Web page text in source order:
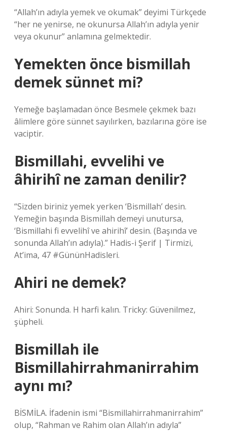
“Allah’ın adıyla yemek ve okumak” deyimi Türkçede
“her ne yenirse, ne okunursa Allah’ın adıyla yenir
veya okunur” anlamına gelmektedir.
Yemekten önce bismillah
demek sünnet mi?
Yemeğe başlamadan önce Besmele çekmek bazı
âlimlere göre sünnet sayılırken, bazılarına göre ise
vaciptir.
Bismillahi, evvelihi ve
âhirihî ne zaman denilir?
“Sizden biriniz yemek yerken ‘Bismillah’ desin.
Yemeğin başında Bismillah demeyi unutursa,
‘Bismillahi fi evvelihî ve ahirihî’ desin. (Başında ve
sonunda Allah’ın adıyla).” Hadis-i Şerif | Tirmizi,
At’ima, 47 #GününHadisleri.
Ahiri ne demek?
Ahiri: Sonunda. H harfi kalın. Tricky: Güvenilmez,
şüpheli.
Bismillah ile
Bismillahirrahmanirrahim
aynı mı?
BİSMİLA. İfadenin ismi “Bismillahirrahmanirrahim”
olup, “Rahman ve Rahim olan Allah’ın adıyla”